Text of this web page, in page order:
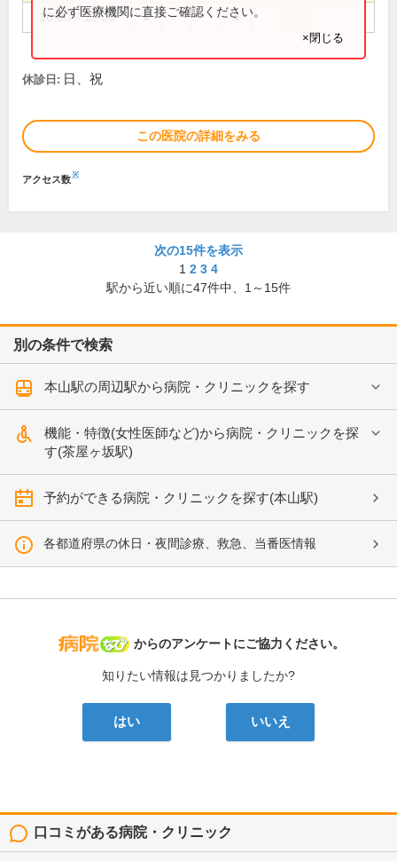
16:00～19:00 ● ●
に必ず医療機関に直接ご確認ください。
×閉じる
休診日: 日、祝
この医院の詳細をみる
アクセス数※
次の15件を表示
1 2 3 4
駅から近い順に47件中、 1～15件
別の条件で検索
本山駅の周辺駅から病院・クリニックを探す
機能・特徴(女性医師など)から病院・クリニックを探
す(茶屋ヶ坂駅)
予約ができる病院・クリニックを探す(本山駅)
各都道府県の休日・夜間診療、救急、当番医情報
病院なび
からのアンケートにご協力ください。
知りたい情報は見つかりましたか?
はい いいえ
口コミがある病院・クリニック